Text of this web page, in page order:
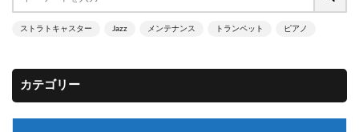
ストラトキャスター Jazz メンテナンス トランペット ピアノ
カテゴリー